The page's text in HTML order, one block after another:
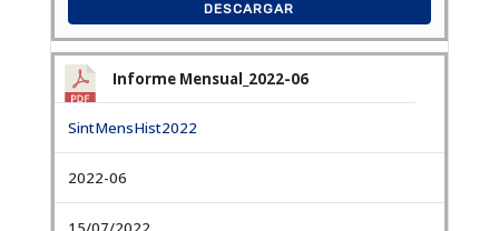
DESCARGAR
Informe Mensual_2022-06
SintMensHist2022
2022-06